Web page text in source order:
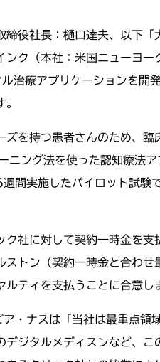
役社長：樋口達夫、以下
ク（本社：米国ニューヨ
治療アプリケーションを
ズを持つ患者さんのため、
ング法を使った認知療法
間実施したパイロット試
ク社に対して契約一時金
ストン（契約一時金と合わ
ティを支払うことに合意し
・ナスは「当社は最重点
デジタルメディスンなど、